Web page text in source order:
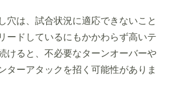
穴は、試合状況に適応できないこと
ードしているにもかかわらず高いテ
けると、不必要なターンオーバーや
ターアタックを招く可能性がありま